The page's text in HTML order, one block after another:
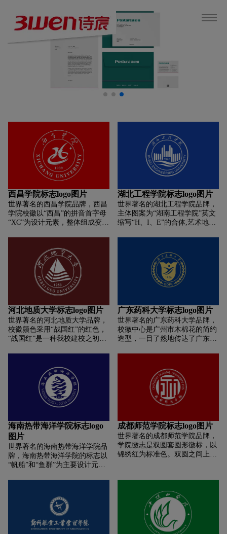
西昌学院标志logo图片
世界著名的西昌学院品牌，西昌
学院校徽以“西昌”的拼音首字母
“XC”为设计元素，整体组成变体
德、乐学、求实、至善”的西院
精神，砥砺前行，不断开拓事业
发展新局面；同时，图形又似展
翅高飞的鹏鸟，寓意学校教育事
业腾飞发展、欣欣向荣；右上侧
的“卫星”表明学校位于中国西昌
航天城，又暗指培育的莘莘学子
将成为未来之星，“1939”表示学
校办学历史可追溯到1939年的国
立西康技艺专科学校。
湖北工程学院标志logo图片
世界著名的湖北工程学院品牌，
主体图案为“湖南工程学院”英文
缩写“H、I、E”的合体,艺术地绘
合，大展宏图的活力，显现了
“博学致远”的意境。
河北地质大学标志logo图片
世界著名的河北地质大学品牌，
校徽颜色采用“战国红”的红色，
“战国红”是一种我校建校之初所
建校之根本，展望发展之前程，
展现河地大“依托历史，开创未
来”的似火热情和饱满精神。
广东药科大学标志logo图片
世界著名的广东药科大学品牌，
校徽中心是广州市木棉花的简约
造型，一目了然地传达了广东药
上方是一本打开的书页的抽象变
形，体现学校的特征，传达了广
东药科大学的文化内涵和教书育
人的神圣职责。
海南热带海洋学院标志logo
图片
世界著名的海南热带海洋学院品
牌，海南热带海洋学院的标志以
“帆船”和“鱼群”为主要设计元
的形象为海豚，是智慧与美好的
象征，飞鸟的形象则为海鸥，是
和平与平安的象征，“帆船”则象
征着"搏击风浪，永不停歇。这
成都师范学院标志logo图片
世界著名的成都师范学院品牌，
学院徽志是双圆套圆形徽标，以
锦绣红为标准色。双圆之间上方
是欧阳中石先生校名题字“成都
师范学院”。内圆正中是“师”图像